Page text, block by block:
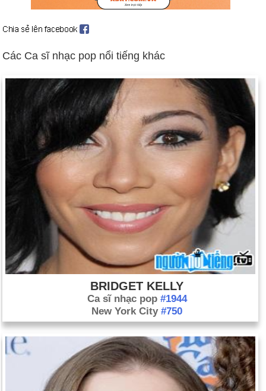
Ngày 25-12 năm 1868:Tổng thống Andrew Johnson đã ân xá
vô điều kiện cho tất cả những người có liên quan đến cuộc nổi
Ngày 25-12 năm 1926:Hirohito trở thành hoàng đế của Nhật
Ngày 25-12 năm 1977: Nam diễn viên, đạo diễn và nhà sản
xuất phim người Anh Charlie Chaplin qua đời ở Thụy Sĩ ở tuổi
Ngày 25-12 năm 1989: Cựu tổng thống Romania Nicolae
Ceausescu và vợ bị xử tử.
Ngày 25-12 năm 1991:
Tổng thống Mikhail Gorbachev từ
chức sau khi Liên Xô tan rã.
Các Ca sĩ nhạc pop nổi tiếng khác
BRIDGET KELLY
Ca sĩ nhạc pop #1944
New York City #750